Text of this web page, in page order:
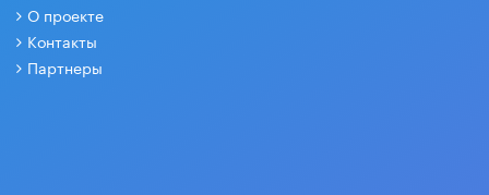
О проекте
Контакты
Партнеры